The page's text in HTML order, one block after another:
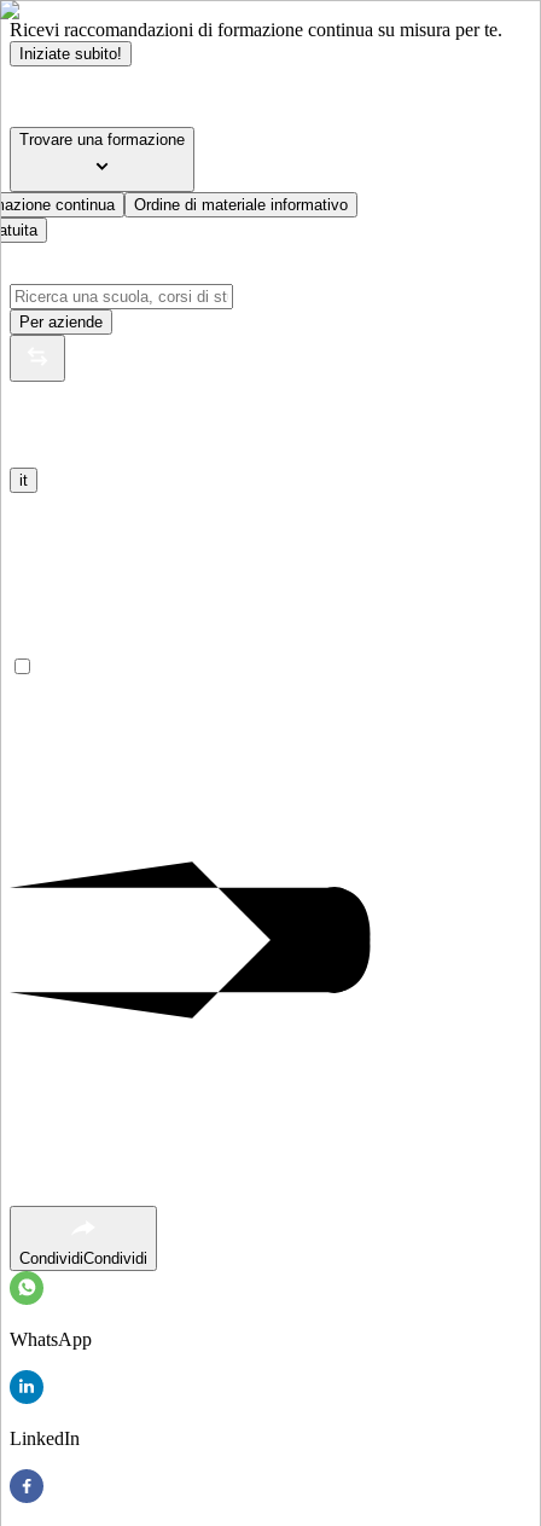
Ricevi raccomandazioni di formazione continua su misura per te.
Iniziate subito!
Trovare una formazione
continua
Ordine di materiale informativo
Per aziende
it
CondividiCondividi
WhatsApp
LinkedIn